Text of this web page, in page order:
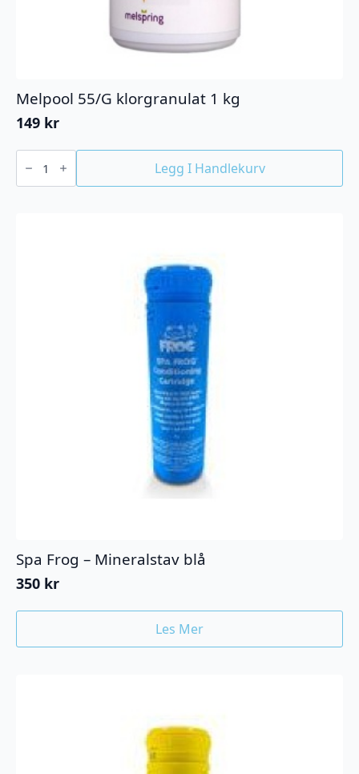
Melpool 55/G klorgranulat 1 kg
149 kr
Melpool
55/G
klorgranulat
1
Legg I Handlekurv
Spa Frog – Mineralstav blå
350 kr
Les Mer